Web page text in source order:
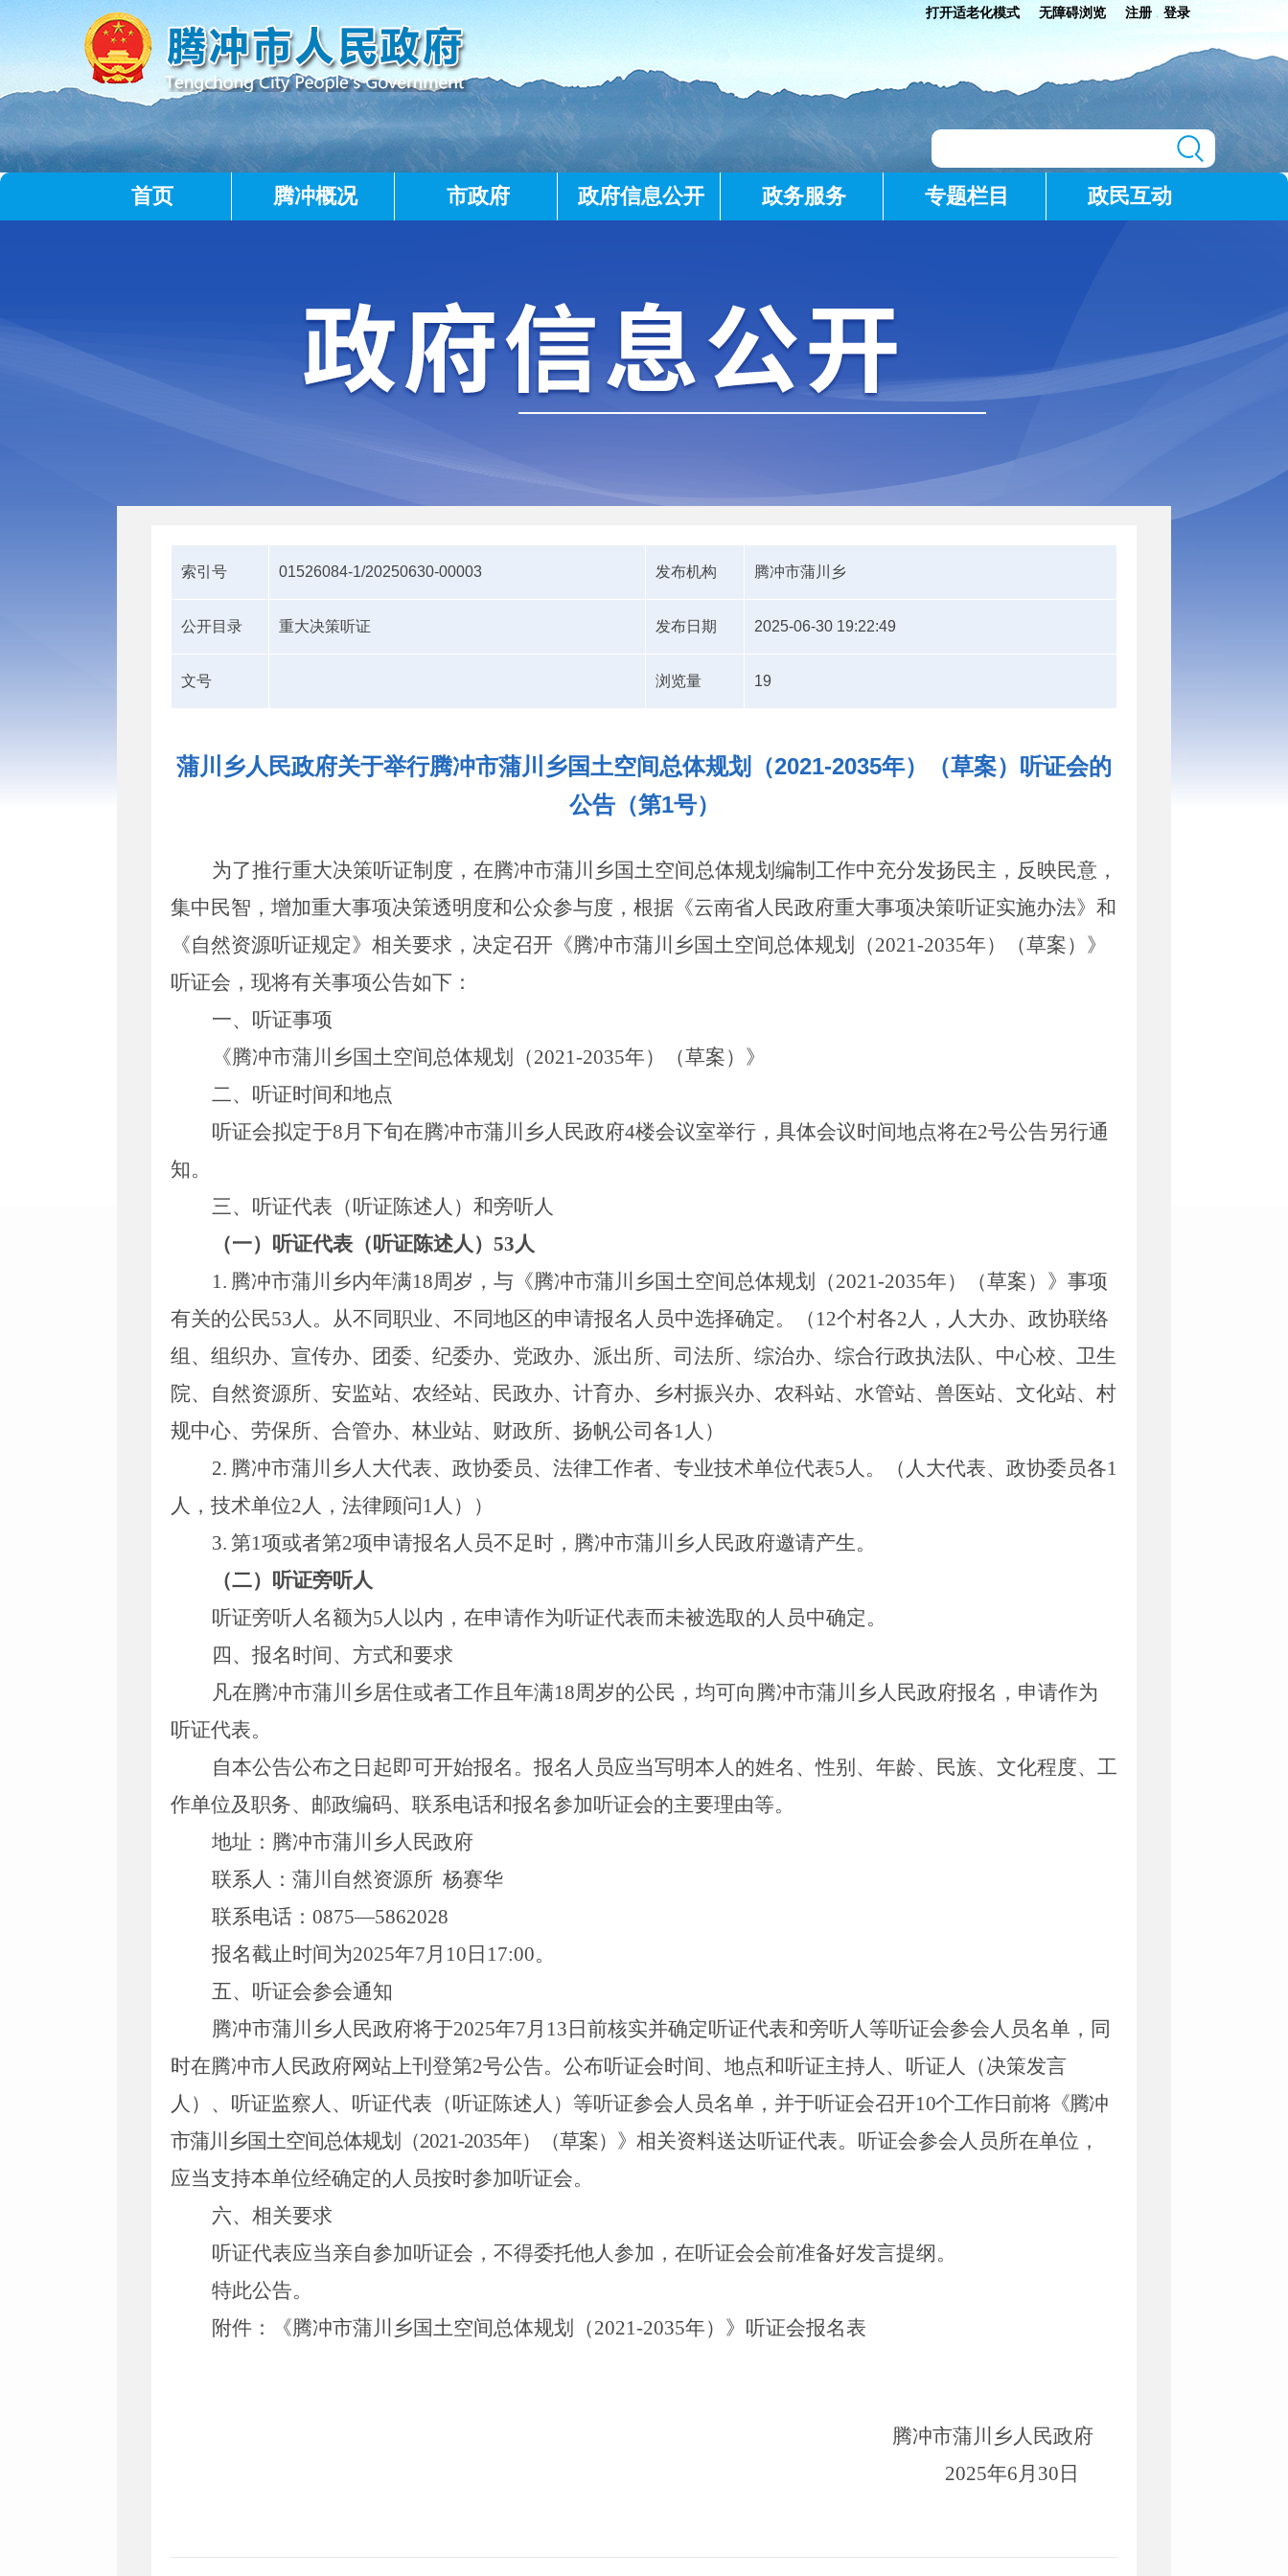
打开适老化模式 无障碍浏览 注册 登录
首页 腾冲概况 市政府 政府信息公开 政务服务 专题栏目 政民互动
索引号 01526084-1/20250630-00003 发布机构 腾冲市蒲川乡
公开目录 重大决策听证 发布日期 2025-06-30 19:22:49
文号 浏览量 19
蒲川乡人民政府关于举行腾冲市蒲川乡国土空间总体规划（2021-2035年）（草案）听证会的
公告（第1号）
为了推行重大决策听证制度，在腾冲市蒲川乡国土空间总体规划编制工作中充分发扬民主，反映民意，
集中民智，增加重大事项决策透明度和公众参与度，根据《云南省人民政府重大事项决策听证实施办法》和
《自然资源听证规定》相关要求，决定召开《腾冲市蒲川乡国土空间总体规划
（2021-2035年）（草案）》
听证会，现将有关事项公告如下：
一、听证事项
《腾冲市蒲川乡国土空间总体规划（2021-2035年）（草案）》
二、听证时间和地点
听证会拟定于8月 下旬在腾冲市蒲川乡人民政府4楼会议室举行，具体会议时间地点将在2号公告另行通
知。
三、听证代表（听证陈述人）和旁听人
（一）听证代表（听证陈述人） 53人
1. 腾冲市蒲川乡内年满18周岁，与《腾冲市蒲川乡国土空间总体规划（2021-2035年）（草案）》事项
有关的公民53人。从不同职业、不同地区的申请报名人员中选择确定。（ 12个村各2人，人大办、政协联络
组、组织办、宣传办、团委、纪委办、党政办、派出所、司法所、综治办、 综合行政执法队、中心校、卫生
院、自然资源所、安监站、农经站、民政办、计育办、乡村振兴办、农科站、水管站、兽医站、文化站、村
规中心、劳保所、合管办、林业站、财政所、 扬帆公司各1人）
2. 腾冲市蒲川乡人大代表、政协委员、法律工作者、专业技术单位代表5人。（人大代表、政协委员各1
人，技术单位2人，法律顾问1人））
3. 第1项或者第2项申请报名人员不足时， 腾冲市蒲川乡人民政府邀请产生。
（二）听证旁听人
听证旁听人名额为5人以内，在申请作为听证代表而未被选取的人员中确定。
四、报名时间、方式和要求
凡在腾冲市蒲川乡居住或者工作且年满18周岁的公民，均可向腾冲市蒲川乡人民政府报名，申请作为
听证代表。
自本公告公布之日起即可开始报名。报名人员应当写明本人的姓名、性别、年龄、民族、文化程度、工
作单位及职务、邮政编码、联系电话和报名参加听证会的主要理由等。
地址：腾冲市蒲川乡人民政府
联系人： 蒲川 自然资源所 杨赛华
联系电话： 0875—5862028
报名截止时间为2025年7月 10 日 17:00。
五、听证会参会通知
腾冲市蒲川乡人民政府将于2025年7月 13 日前核实并确定听证代表和旁听人等听证会参会人员名单，同
时在腾冲市人民政府网站上刊登第2号公告。公布听证会时间、地点和听证主持人、听证人（决策发言
人）、听证监察人、听证代表（听证陈述人）等听证参会人员名单，并于听证会召开10个工作日前将《腾冲
市蒲川乡国土空间总体规划 （2021-2035年）（草案）》 相关资料送达听证代表。听证会参会人员所在单位，
应当支持本单位经确定的人员按时参加听证会。
六、相关要求
听证代表应当亲自参加听证会，不得委托他人参加，在听证会会前准备好发言提纲。
特此公告。
附件：
《腾冲市蒲川乡国土空间总体规划（2021-2035年）》听证会报名表
腾冲市蒲川乡人民政府
2025年6月 30 日